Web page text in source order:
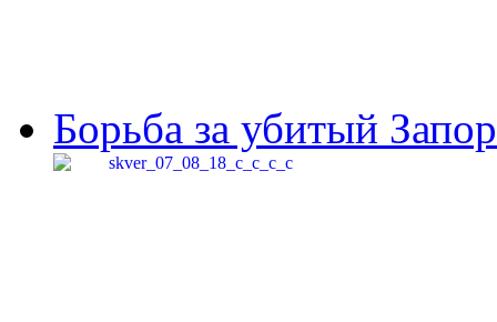
Борьба за убитый